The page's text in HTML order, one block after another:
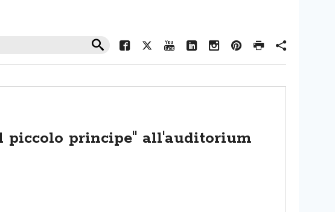
piccolo principe" all'auditorium